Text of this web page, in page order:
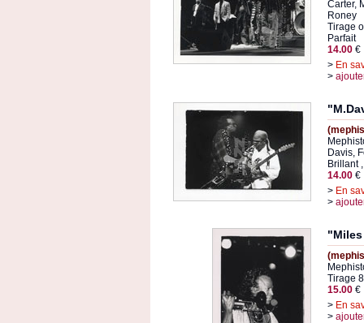
Carter,
Roney
Tirage
Parfait
14.00 €
> En
>
Davis,
Brillant
14.00 €
> En
>
Tirage
15.00 €
> En
>